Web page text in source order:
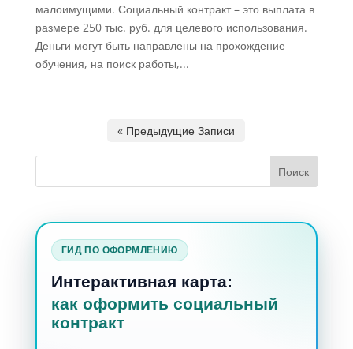
малоимущими. Социальный контракт – это выплата в
размере 250 тыс. руб. для целевого использования.
Деньги могут быть направлены на прохождение
обучения, на поиск работы,...
« Предыдущие Записи
ГИД ПО ОФОРМЛЕНИЮ
Интерактивная карта:
как оформить социальный
контракт